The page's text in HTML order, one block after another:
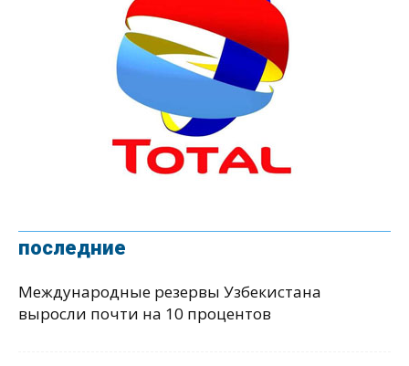
последние
Международные резервы Узбекистана
выросли почти на 10 процентов